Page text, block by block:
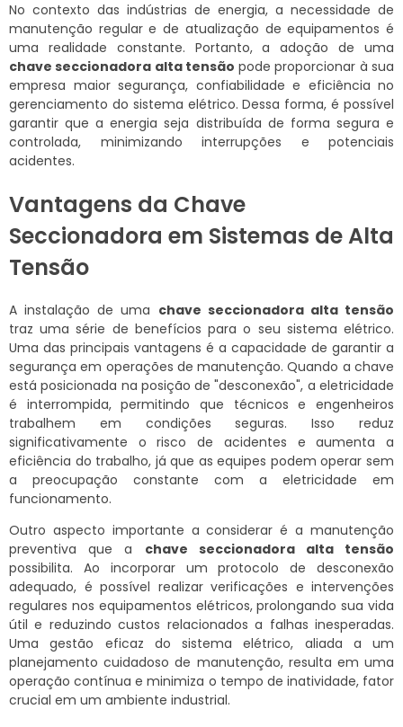
No contexto das indústrias de energia, a necessidade de
manutenção regular e de atualização de equipamentos é
uma realidade constante. Portanto, a adoção de uma
chave seccionadora alta tensão pode proporcionar à sua
empresa maior segurança, confiabilidade e eficiência no
gerenciamento do sistema elétrico. Dessa forma, é possível
garantir que a energia seja distribuída de forma segura e
controlada, minimizando interrupções e potenciais
acidentes.
Vantagens da Chave
Seccionadora em Sistemas de Alta
Tensão
A instalação de uma chave seccionadora alta tensão
traz uma série de benefícios para o seu sistema elétrico.
Uma das principais vantagens é a capacidade de garantir a
segurança em operações de manutenção. Quando a chave
está posicionada na posição de "desconexão", a eletricidade
é interrompida, permitindo que técnicos e engenheiros
trabalhem em condições seguras. Isso reduz
significativamente o risco de acidentes e aumenta a
eficiência do trabalho, já que as equipes podem operar sem
a preocupação constante com a eletricidade em
funcionamento.
Outro aspecto importante a considerar é a manutenção
preventiva que a chave seccionadora alta tensão
possibilita. Ao incorporar um protocolo de desconexão
adequado, é possível realizar verificações e intervenções
regulares nos equipamentos elétricos, prolongando sua vida
útil e reduzindo custos relacionados a falhas inesperadas.
Uma gestão eficaz do sistema elétrico, aliada a um
planejamento cuidadoso de manutenção, resulta em uma
operação contínua e minimiza o tempo de inatividade, fator
crucial em um ambiente industrial.